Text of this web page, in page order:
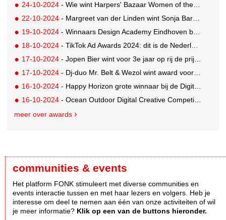
24-10-2024 - Wie wint Harpers' Bazaar Women of the Year Awards?
22-10-2024 - Margreet van der Linden wint Sonja Barend Award
19-10-2024 - Winnaars Design Academy Eindhoven bekend
18-10-2024 - TikTok Ad Awards 2024: dit is de Nederlandse Shortlist
17-10-2024 - Jopen Bier wint voor 3e jaar op rij de prijs voor lekkerste Bokbier van Nederland
17-10-2024 - Dj-duo Mr. Belt & Wezol wint award voor succesvolle internationale doorbraak
16-10-2024 - Happy Horizon grote winnaar bij de Digital Impact Awards in Londen
16-10-2024 - Ocean Outdoor Digital Creative Competition 2024 winnaars bekend
meer over awards
communities & events
Het platform FONK stimuleert met diverse communities en
events interactie tussen en met haar lezers en volgers. Heb je
interesse om deel te nemen aan één van onze activiteiten of wil
je meer informatie? Klik op een van de buttons hieronder.